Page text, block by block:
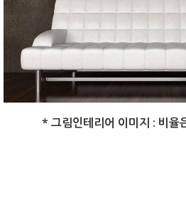
* 그림인테리어 이미지 : 비율